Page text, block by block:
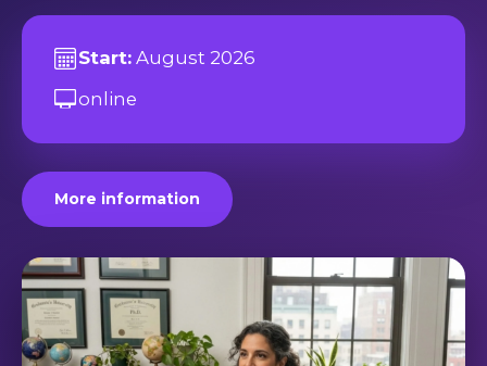
Start: August 2026
online
More information